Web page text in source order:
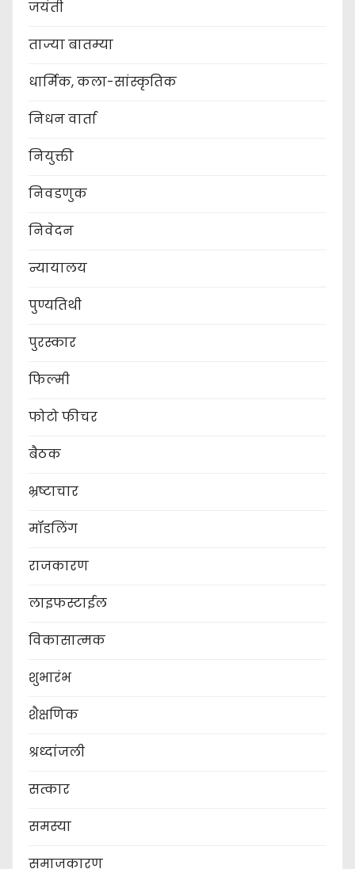
जयंती
ताज्या बातम्या
धार्मिक, कला-सांस्कृतिक
निधन वार्ता
नियुक्ती
निवडणुक
निवेदन
न्यायालय
पुण्यतिथी
पुरस्कार
फिल्मी
फोटो फीचर
बैठक
भ्रष्टाचार
मॉडलिंग
राजकारण
लाइफस्टाईल
विकासात्मक
शुभारंभ
शैक्षणिक
श्रध्दांजली
सत्कार
समस्या
समाजकारण